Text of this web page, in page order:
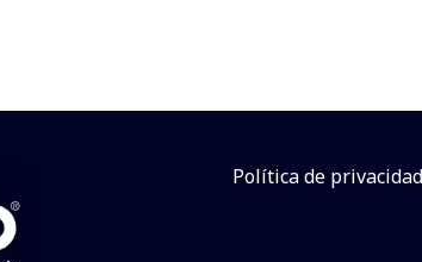
Política de privacidad